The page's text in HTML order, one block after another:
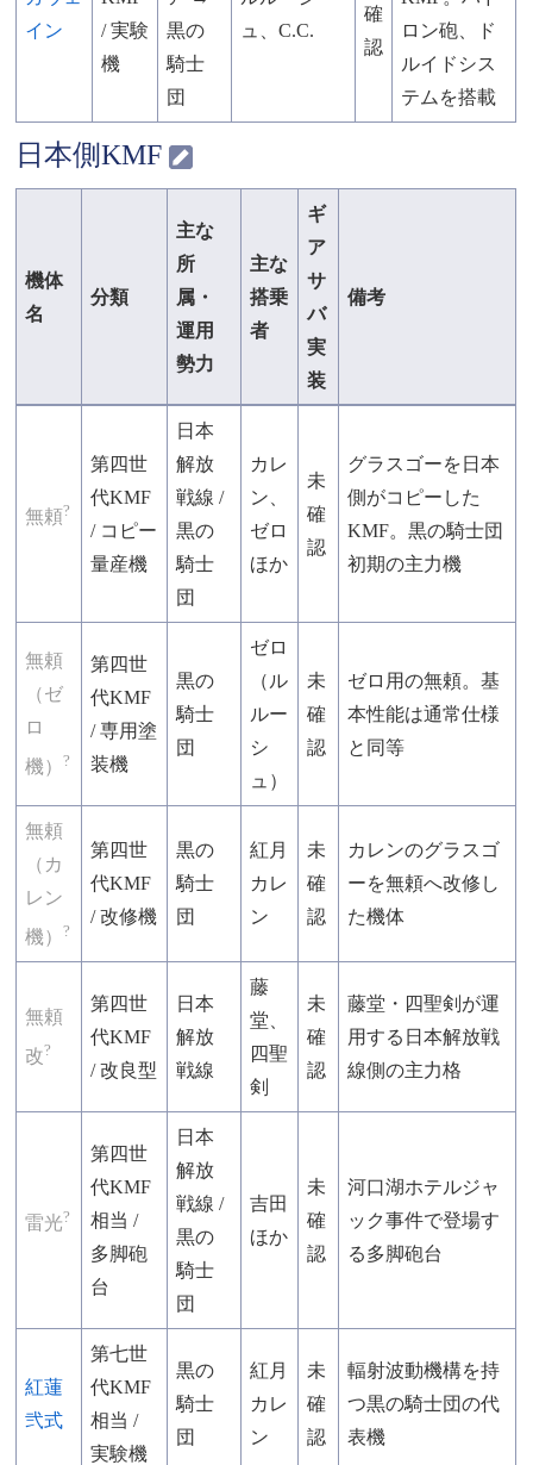
イン
/ 実験
機
黒の
騎士
団
ュ、C.C.
確
認
ロン砲、ド
ルイドシス
テムを搭載
日本側KMF
機体
名
分類
主な
所
属・
運用
勢力
主な
搭乗
者
ギ
ア
サ
バ
実
装
備考
無頼?
第四世
代KMF
/ コピー
量産機
日本
解放
戦線 /
黒の
騎士
団
カレ
ン、
ゼロ
ほか
未
確
認
グラスゴーを日本
側がコピーした
KMF。黒の騎士団
初期の主力機
無頼
（ゼ
ロ
機）
?
第四世
代KMF
/ 専用塗
装機
黒の
騎士
団
ゼロ
（ル
ルー
シ
ュ）
未
確
認
ゼロ用の無頼。基
本性能は通常仕様
と同等
無頼
（カ
レン
機）
?
第四世
代KMF
/ 改修機
黒の
騎士
団
紅月
カレ
ン
未
確
認
カレンのグラスゴ
ーを無頼へ改修し
た機体
無頼
改?
第四世
代KMF
/ 改良型
日本
解放
戦線
藤
堂、
四聖
剣
未
確
認
藤堂・四聖剣が運
用する日本解放戦
線側の主力格
雷光?
第四世
代KMF
相当 /
多脚砲
台
日本
解放
戦線 /
黒の
騎士
団
吉田
ほか
未
確
認
河口湖ホテルジャ
ック事件で登場す
る多脚砲台
紅蓮
弐式
第七世
代KMF
相当 /
実験機
黒の
騎士
団
紅月
カレ
ン
未
確
認
輻射波動機構を持
つ黒の騎士団の代
表機